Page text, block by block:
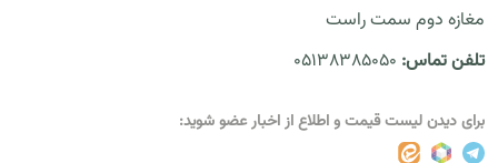
مغازه دوم سمت راست
تلفن تماس: 05138385050
برای دیدن لیست قیمت و اطلاع از اخبار عضو شوید: